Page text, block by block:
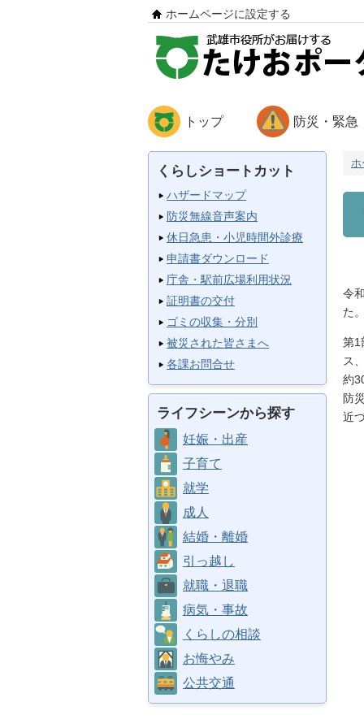
ホームページに設定する
トップ 防災・緊急
くらしショートカット
ハザードマップ
防災無線音声案内
休日急患・小児時間外診療
申請書ダウンロード
庁舎・駅前広場利用状況
証明書の交付
ゴミの収集・分別
被災された皆さまへ
各課お問合せ
ライフシーンから探す
妊娠・出産
子育て
就学
成人
結婚・離婚
引っ越し
就職・退職
病気・事故
くらしの相談
お悔やみ
公共交通
ホ
令
た。
第1
ス
約
防
近